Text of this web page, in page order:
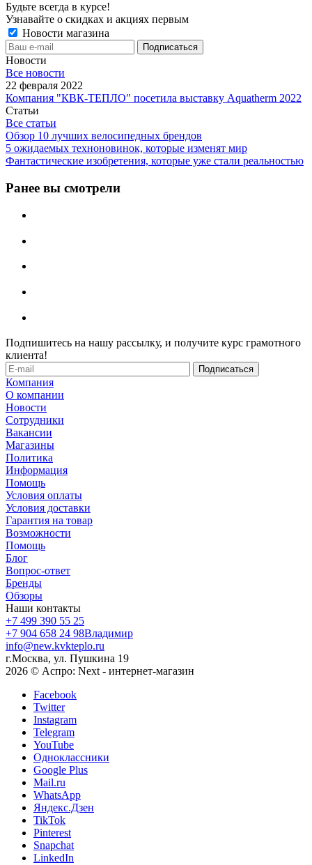
Будьте всегда в курсе!
Узнавайте о скидках и акциях первым
Новости магазина
Новости
Все новости
22 февраля 2022
Компания "КВК-ТЕПЛО" посетила выставку Aquatherm 2022
Статьи
Все статьи
Обзор 10 лучших велосипедных брендов
5 ожидаемых техноновинок, которые изменят мир
Фантастические изобретения, которые уже стали реальностью
Ранее вы смотрели
Подпишитесь на нашу рассылку, и получите курс грамотного
клиента!
Компания
О компании
Новости
Сотрудники
Вакансии
Магазины
Политика
Информация
Помощь
Условия оплаты
Условия доставки
Гарантия на товар
Возможности
Помощь
Блог
Вопрос-ответ
Бренды
Обзоры
Наши контакты
+7 499 390 55 25
+7 904 658 24 98Владимир
info@new.kvkteplo.ru
г.Москва, ул. Пушкина 19
2026 © Аспро: Next - интернет-магазин
Facebook
Twitter
Instagram
Telegram
YouTube
Одноклассники
Google Plus
Mail.ru
WhatsApp
Яндекс.Дзен
TikTok
Pinterest
Snapchat
LinkedIn